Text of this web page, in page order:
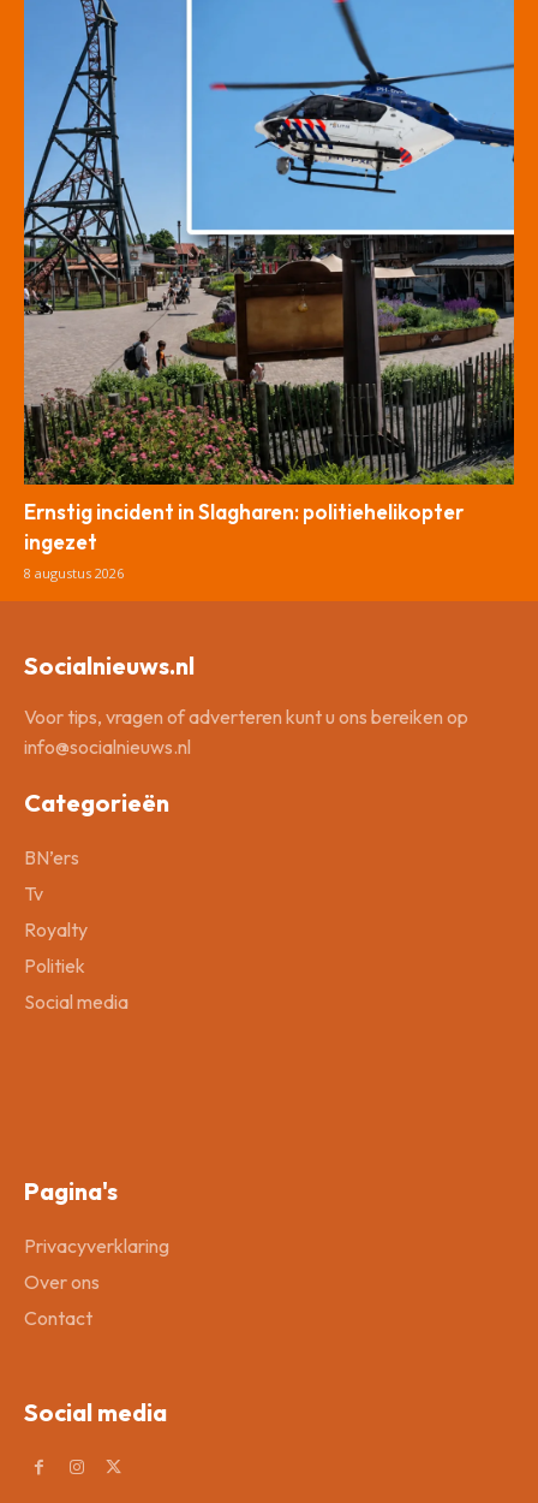
Ernstig incident in Slagharen: politiehelikopter
ingezet
8 augustus 2026
Socialnieuws.nl
Voor tips, vragen of adverteren kunt u ons bereiken op
info@socialnieuws.nl
Categorieën
BN’ers
Tv
Royalty
Politiek
Social media
Pagina's
Privacyverklaring
Over ons
Contact
Social media